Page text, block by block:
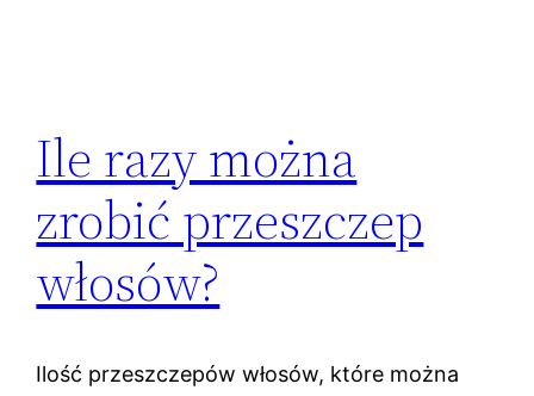
Ile razy można
zrobić przeszczep
włosów?
Ilość przeszczepów włosów, które można